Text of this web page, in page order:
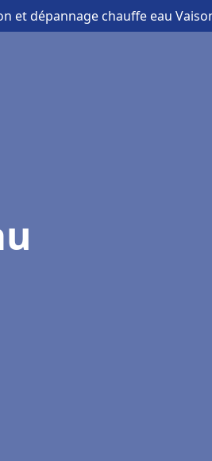
et dépannage chauffe eau